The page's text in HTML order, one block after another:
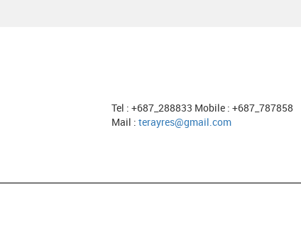
Tel : +687_288833 Mobile : +687_787858
Mail : terayres@gmail.com